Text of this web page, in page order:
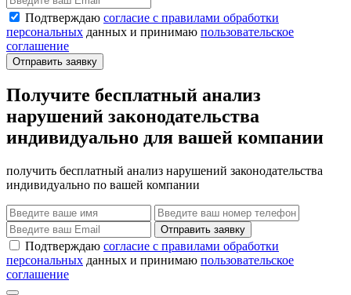
Подтверждаю согласие с правилами обработки
персональных данных и принимаю пользовательское
соглашение
Отправить заявку
Получите бесплатный анализ
нарушений законодательства
индивидуально для вашей компании
получить бесплатный анализ нарушений законодательства
индивидуально по вашей компании
Отправить заявку
Подтверждаю согласие с правилами обработки
персональных данных и принимаю пользовательское
соглашение